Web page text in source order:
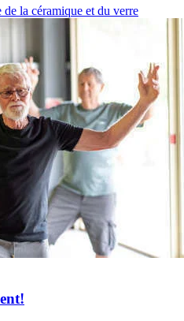
la céramique et du verre